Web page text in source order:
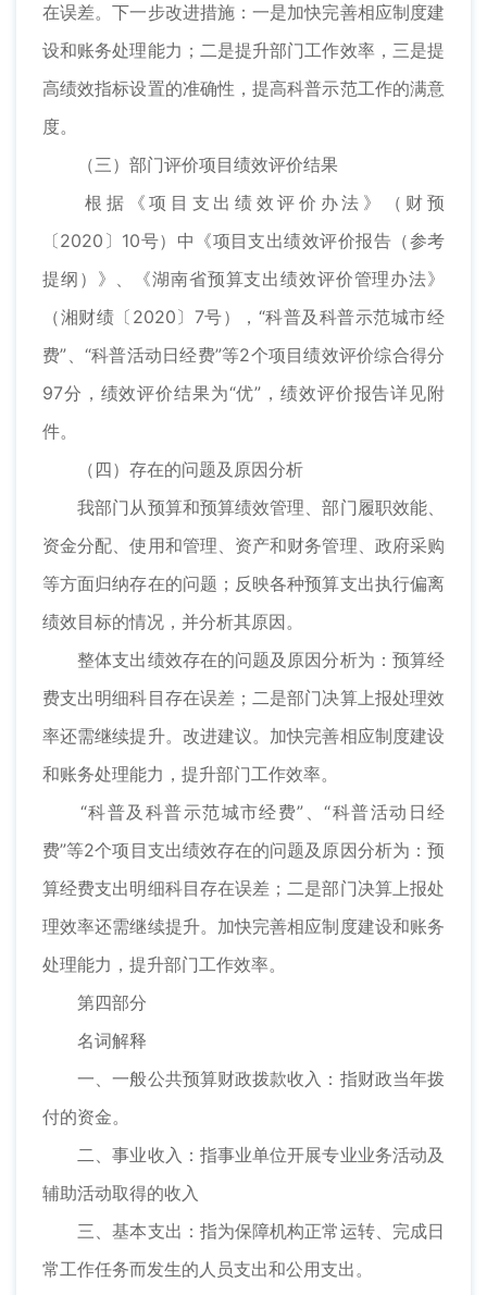
在误差。下一步改进措施：一是加快完善相应制度建
设和账务处理能力；二是提升部门工作效率，三是提
高绩效指标设置的准确性，提高科普示范工作的满意
度。
（三）部门评价项目绩效评价结果
根据《项目支出绩效评价办法》（财预
〔2020〕10号）中《项目支出绩效评价报告（参考
提纲）》、《湖南省预算支出绩效评价管理办法》
（湘财绩〔2020〕7号），“科普及科普示范城市经
费”、“科普活动日经费”等2个项目绩效评价综合得分
97分，绩效评价结果为“优”，绩效评价报告详见附
件。
（四）存在的问题及原因分析
我部门从预算和预算绩效管理、部门履职效能、
资金分配、使用和管理、资产和财务管理、政府采购
等方面归纳存在的问题；反映各种预算支出执行偏离
绩效目标的情况，并分析其原因。
整体支出绩效存在的问题及原因分析为：预算经
费支出明细科目存在误差；二是部门决算上报处理效
率还需继续提升。改进建议。加快完善相应制度建设
和账务处理能力，提升部门工作效率。
“科普及科普示范城市经费”、“科普活动日经
费”等2个项目支出绩效存在的问题及原因分析为：预
算经费支出明细科目存在误差；二是部门决算上报处
理效率还需继续提升。加快完善相应制度建设和账务
处理能力，提升部门工作效率。
第四部分
名词解释
一、一般公共预算财政拨款收入：指财政当年拨
付的资金。
二、事业收入：指事业单位开展专业业务活动及
辅助活动取得的收入
三、基本支出：指为保障机构正常运转、完成日
常工作任务而发生的人员支出和公用支出。